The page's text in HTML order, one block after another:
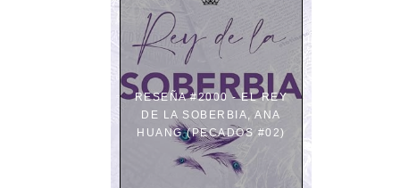
RESEÑA #2000 - EL REY
DE LA SOBERBIA, ANA
HUANG (PECADOS #02)